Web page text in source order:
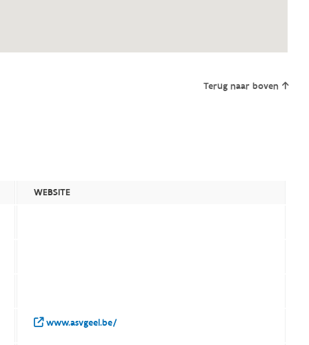
Terug naar boven
WEBSITE
www.asvgeel.be/